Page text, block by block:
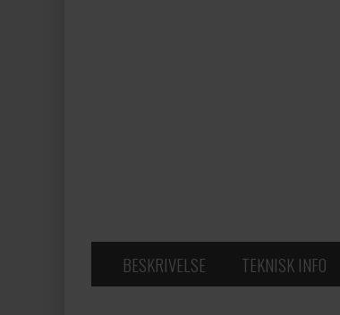
BESKRIVELSE TEKNISK INFO